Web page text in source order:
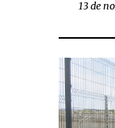
13 de